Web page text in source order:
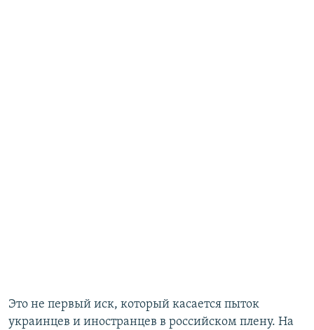
Это не первый иск, который касается пыток
украинцев и иностранцев в российском плену. На